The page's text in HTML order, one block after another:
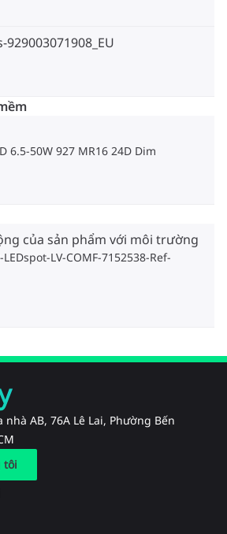
6.5-50W 927 MR16 24D Dim
của sản phẩm với môi trường
LV-COMF-7152538-Ref-
AB, 76A Lê Lai, Phường Bến
tôi